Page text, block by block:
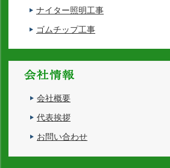
ナイター照明工事
ゴムチップ工事
会社概要
代表挨拶
お問い合わせ